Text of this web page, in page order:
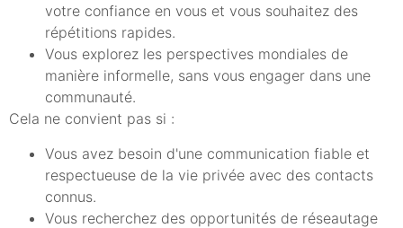
votre confiance en vous et vous souhaitez des
répétitions rapides.
Vous explorez les perspectives mondiales de
manière informelle, sans vous engager dans une
communauté.
Cela ne convient pas si :
Vous avez besoin d'une communication fiable et
respectueuse de la vie privée avec des contacts
connus.
Vous recherchez des opportunités de réseautage